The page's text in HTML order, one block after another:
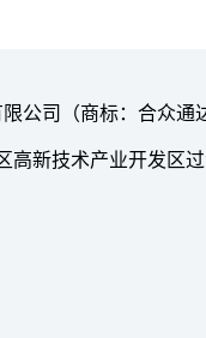
公司（商标：合众通
高新技术产业开发区